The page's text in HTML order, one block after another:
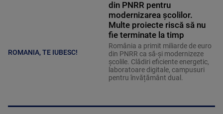
ROMANIA, TE IUBESC!
din PNRR pentru
modernizarea școlilor.
Multe proiecte riscă să nu
fie terminate la timp
România a primit miliarde de euro
din PNRR ca să-și modernizeze
școlile. Clădiri eficiente energetic,
laboratoare digitale, campusuri
pentru învățământ dual.